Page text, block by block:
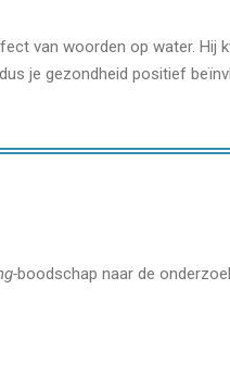
van woorden op water. Hij
je gezondheid positief
boodschap naar de